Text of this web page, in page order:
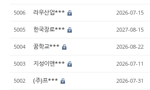
5006 라우산업*** 2026-07-15
5005 한국장로*** 2027-08-15
5004 꿈학교*** 2026-08-22
5003 지성이앤*** 2026-07-11
5002 (주)프*** 2026-07-31